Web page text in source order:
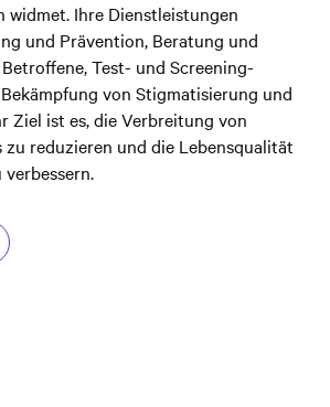
widmet. Ihre Dienstleistungen
und Prävention, Beratung und
Test- und Screening-
von Stigmatisierung und
Ziel ist es, die Verbreitung von
zu reduzieren und die Lebensqualität